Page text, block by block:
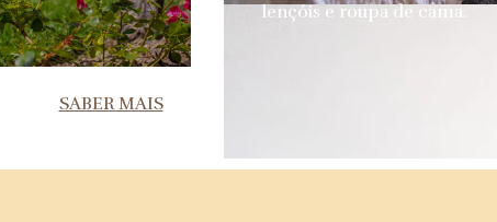
SABER MAIS
lençóis e roupa de cama.